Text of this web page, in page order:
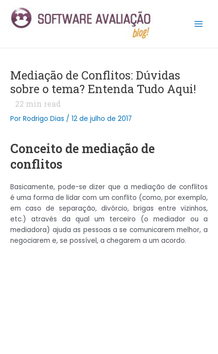
para
Mediação de Conflitos: Dúvidas
sobre o tema? Entenda Tudo Aqui!
22 min read
PorRodrigo Dias /12 de julho de 2017
Conceito de mediação de
conflitos
Basicamente, pode-se dizer que a mediação de conflitos
é uma forma de lidar com um conflito (como, por exemplo,
em caso de separação, divórcio, brigas entre vizinhos,
etc.) através da qual um terceiro (o mediador ou a
mediadora) ajuda as pessoas a se comunicarem melhor, a
negociarem e, se possível, a chegarem a um acordo.
navigation